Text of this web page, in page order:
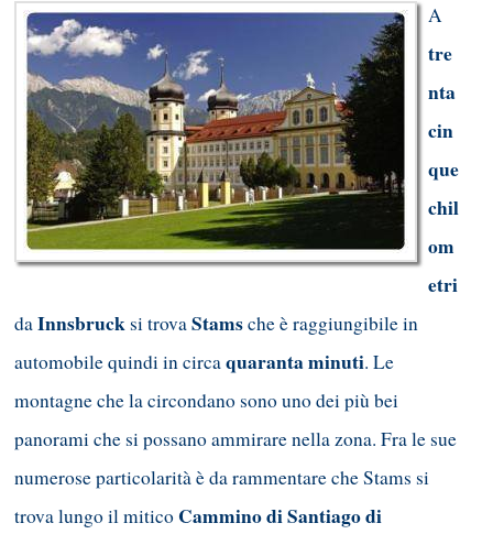
A
tre
nta
cin
que
chil
om
etri
daInnsbrucksi trovaStamsche è raggiungibile in
automobile quindi in circaquaranta minuti. Le
montagne che la circondano sono uno dei più bei
panorami che si possano ammirare nella zona. Fra le sue
numerose particolarità è da rammentare che Stams si
trova lungo il mitico Cammino di Santiago di